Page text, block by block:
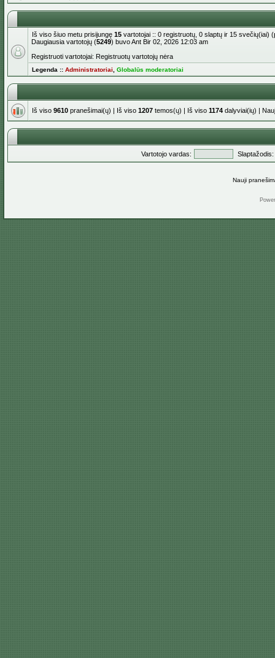
Iš viso šiuo metu prisijungę 15 vartotojai :: 0 registruotų, 0 slaptų ir 15 svečių(iai)
Daugiausia vartotojų (5249) buvo Ant Bir 02, 2026 12:03 am
Registruoti vartotojai: Registruotų vartotojų nėra
Legenda :: Administratoriai Globalūs moderatoriai
Iš viso 9610 pranešimai(ų) | Iš viso 1207 temos(ų) | Iš viso 1174 dalyviai(ių) |
Vartotojo vardas: Slaptažodis:
Nauji